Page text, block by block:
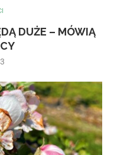
DUŻE – MÓWIĄ